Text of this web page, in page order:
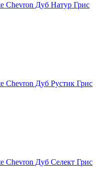
Chevron Дуб Натур Грис
Chevron Дуб Рустик Грис
Chevron Дуб Селект Грис